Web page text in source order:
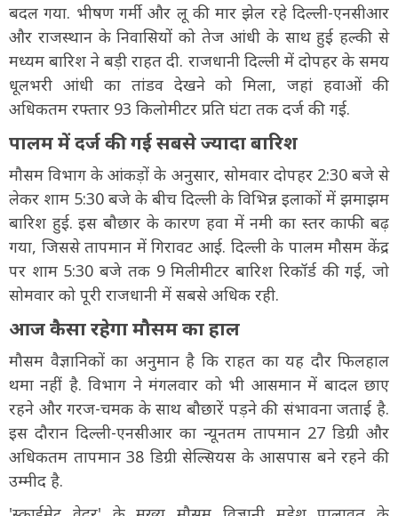
बदल गया. भीषण गर्मी और लू की मार झेल रहे दिल्ली-एनसीआर
और राजस्थान के निवासियों को तेज आंधी के साथ हुई हल्की से
मध्यम बारिश ने बड़ी राहत दी. राजधानी दिल्ली में दोपहर के समय
धूलभरी आंधी का तांडव देखने को मिला, जहां हवाओं की
अधिकतम रफ्तार 93 किलोमीटर प्रति घंटा तक दर्ज की गई.
पालम में दर्ज की गई सबसे ज्यादा बारिश
मौसम विभाग के आंकड़ों के अनुसार, सोमवार दोपहर 2:30 बजे से
लेकर शाम 5:30 बजे के बीच दिल्ली के विभिन्न इलाकों में झमाझम
बारिश हुई. इस बौछार के कारण हवा में नमी का स्तर काफी बढ़
गया, जिससे तापमान में गिरावट आई. दिल्ली के पालम मौसम केंद्र
पर शाम 5:30 बजे तक 9 मिलीमीटर बारिश रिकॉर्ड की गई, जो
सोमवार को पूरी राजधानी में सबसे अधिक रही.
आज कैसा रहेगा मौसम का हाल
मौसम वैज्ञानिकों का अनुमान है कि राहत का यह दौर फिलहाल
थमा नहीं है. विभाग ने मंगलवार को भी आसमान में बादल छाए
रहने और गरज-चमक के साथ बौछारें पड़ने की संभावना जताई है.
इस दौरान दिल्ली-एनसीआर का न्यूनतम तापमान 27 डिग्री और
अधिकतम तापमान 38 डिग्री सेल्सियस के आसपास बने रहने की
उम्मीद है.